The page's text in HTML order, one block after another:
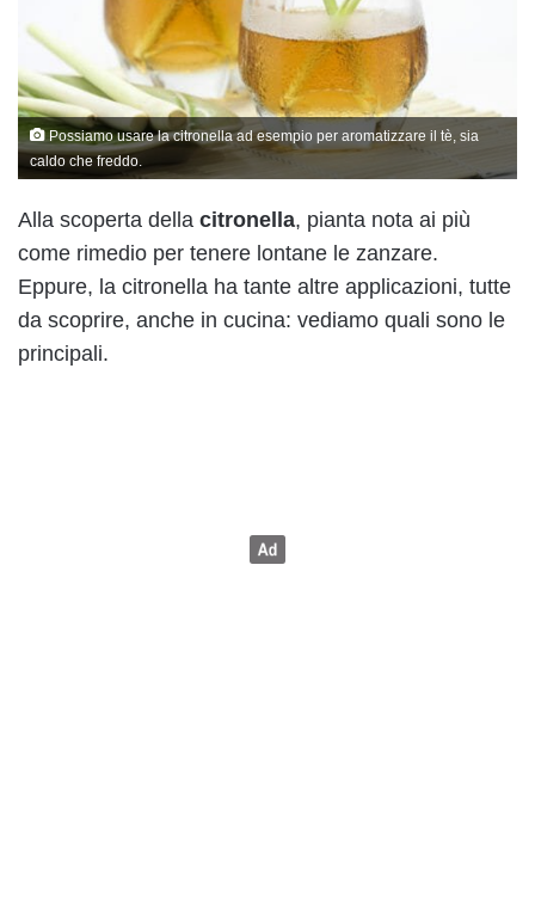
Possiamo usare la citronella ad esempio per aromatizzare il tè, sia
caldo che freddo.
Alla scoperta della citronella, pianta nota ai più
come rimedio per tenere lontane le zanzare.
Eppure, la citronella ha tante altre applicazioni, tutte
da scoprire, anche in cucina: vediamo quali sono le
principali.